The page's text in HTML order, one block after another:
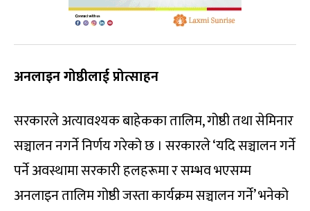
अनलाइन गोष्ठीलाई प्रोत्साहन
सरकारले अत्यावश्यक बाहेकका तालिम, गोष्ठी तथा सेमिनार
सञ्चालन नगर्ने निर्णय गरेको छ । सरकारले ‘यदि सञ्चालन गर्ने
पर्ने अवस्थामा सरकारी हलहरूमा र सम्भव भएसम्म
अनलाइन तालिम गोष्ठी जस्ता कार्यक्रम सञ्चालन गर्ने’ भनेको